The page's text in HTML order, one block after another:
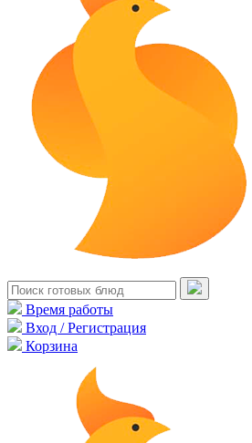
Время работы
Вход / Регистрация
Корзина